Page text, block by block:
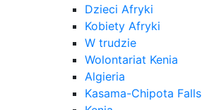
Dzieci Afryki
Kobiety Afryki
W trudzie
Wolontariat Kenia
Algieria
Kasama-Chipota Falls